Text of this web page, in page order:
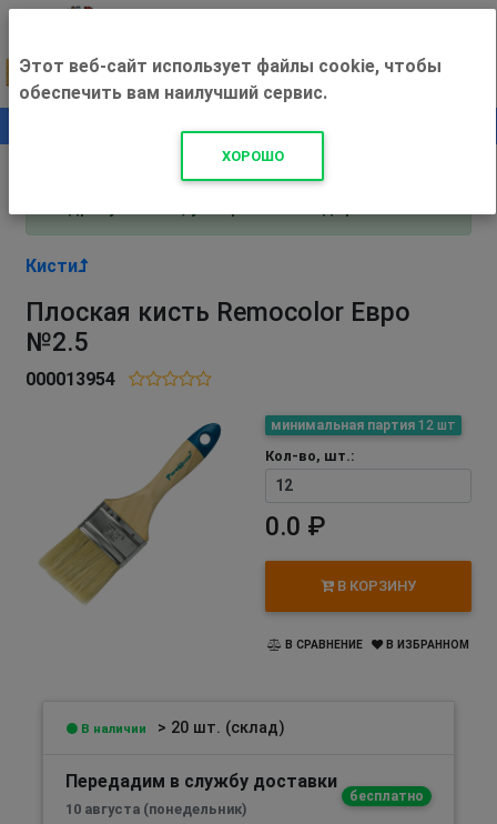
+500 ₽
Внимание! С 3 августа магазин работает по
Кисти
Плоская кисть Remocolor Евро
№2.5
000013954
минимальная партия 12 шт
Кол-во, шт.:
0.0 ₽
В КОРЗИНУ
В СРАВНЕНИЕ В ИЗБРАННОМ
В наличии > 20 шт. (склад)
Передадим в службу доставки
бесплатно
10 августа (понедельник)
Этот веб-сайт использует файлы cookie, чтобы
обеспечить вам наилучший сервис.
ХОРОШО